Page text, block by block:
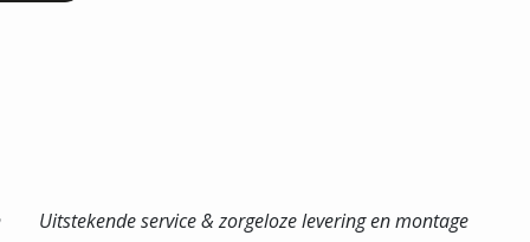
Uitstekende service & zorgeloze levering en montage